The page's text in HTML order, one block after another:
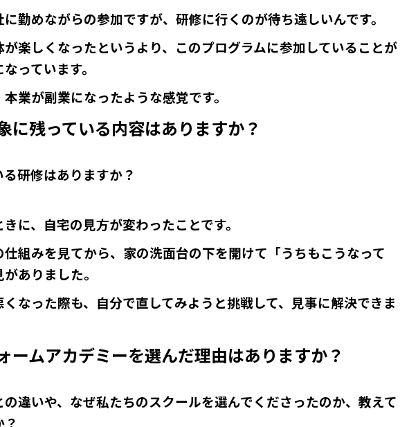
勤めながらの参加ですが、研修に行くのが待ち遠しいんです。
楽しくなったというより、このプログラムに参加していることが
っています。
業が副業になったような感覚です。
に残っている内容はありますか？
研修はありますか？
に、自宅の見方が変わったことです。
組みを見てから、家の洗面台の下を開けて「うちもこうなって
ありました。
なった際も、自分で直してみようと挑戦して、見事に解決できま
ームアカデミーを選んだ理由はありますか？
違いや、なぜ私たちのスクールを選んでくださったのか、教えて